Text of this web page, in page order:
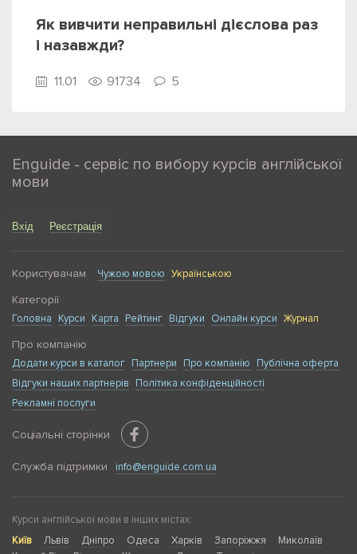
Як вивчити неправильні дієслова раз
і назавжди?
11.01 91734 5
Enguide - сервіс по вибору курсів англійської
мови
Вхід Реєстрація
Користувачам Чужою мовою Українською
Категорії
Головна Курси Карта Рейтинг Відгуки Онлайн курси Журнал
Про компанію
Додати курси в каталог Партнери Про компанію
Публічна оферта
Відгуки наших партнерів
Політика конфіденційності
Рекламні послуги
Соціальні сторінки
Служба підтримки info@enguide.com.ua
Курси англійської мови в інших містах:
Київ
Львів Дніпро Одеса Харків Запоріжжя
Миколаїв